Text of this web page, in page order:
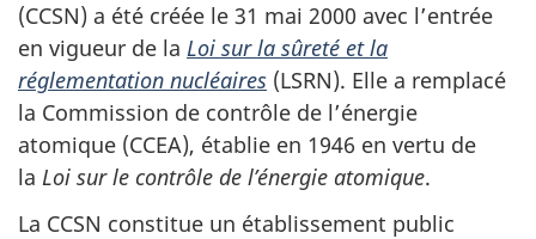
(CCSN) a été créée le 31 mai 2000 avec l’entrée
en vigueur de la Loi sur la sûreté et la
réglementation nucléaires (LSRN). Elle a remplacé
la Commission de contrôle de l’énergie
atomique (CCEA), établie en 1946 en vertu de
la Loi sur le contrôle de l’énergie atomique.
La CCSN constitue un établissement public